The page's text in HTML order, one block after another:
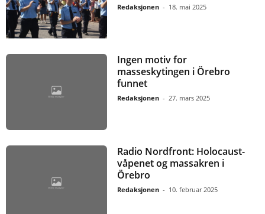
Redaksjonen - 18. mai 2025
Ingen motiv for
masseskytingen i Örebro
funnet
Redaksjonen - 27. mars 2025
Radio Nordfront: Holocaust-
våpenet og massakren i
Örebro
Redaksjonen - 10. februar 2025